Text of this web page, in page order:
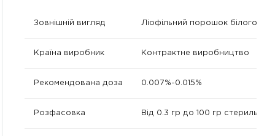
Зовнішній вигляд Ліофільний порошок білого
Країна виробник Контрактне виробництво
Рекомендована доза 0.007%-0.015%
Розфасовка Від 0.3 гр до 100 гр стерильно